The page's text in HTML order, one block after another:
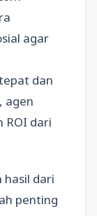
agar
dan
agen
ROI dari
hasil dari
penting